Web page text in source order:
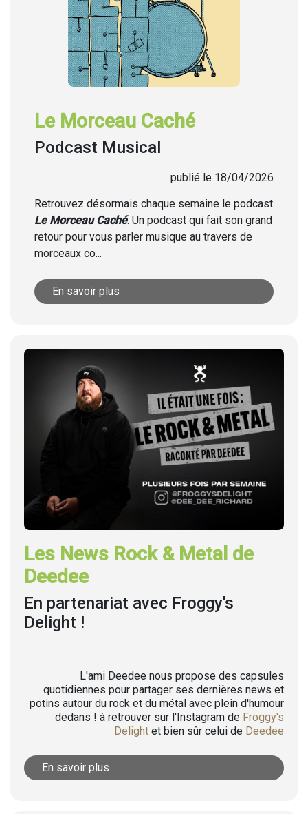
Le Morceau Caché
Podcast Musical
publié le 18/04/2026
Retrouvez désormais chaque semaine le podcast
Le Morceau Caché. Un podcast qui fait son grand
retour pour vous parler musique au travers de
morceaux co...
En savoir plus
Les News Rock & Metal de
Deedee
En partenariat avec Froggy's
Delight !
L'ami Deedee nous propose des capsules
quotidiennes pour partager ses dernières news et
potins autour du rock et du métal avec plein d'humour
dedans ! à retrouver sur l'Instagram de Froggy's
Delight et bien sûr celui de Deedee
En savoir plus